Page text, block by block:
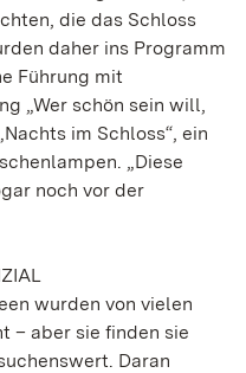
die das Schloss
daher ins Programm
Führung mit
„Wer schön sein will,
im Schloss“, ein
„Diese
noch vor der
wurden von vielen
– aber sie finden sie
Daran